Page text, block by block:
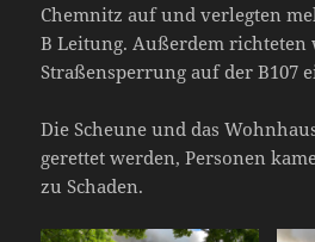
Chemnitz auf und verlegten
B Leitung. Außerdem richteten
Straßensperrung auf der B107
Die Scheune und das
gerettet werden, Personen
zu Schaden.